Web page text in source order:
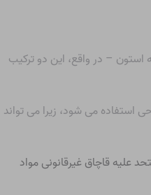
استون – در واقع، این دو ترکیب
استفاده می شود، زیرا می تواند
علیه قاچاق غیرقانونی مواد